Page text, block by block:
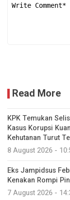
Read More
KPK Temukan
Kasus Korupsi
Kehutanan Turut
8 August 2026 -
Eks Jampidsus
Kenakan Rompi
7 August 2026 -